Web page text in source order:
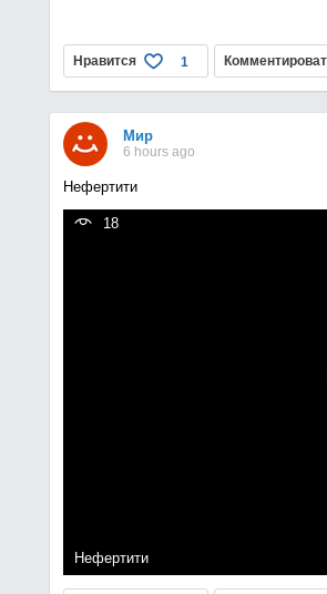
Нравится 1
Мир
6 hours ago
Нефертити
18
Нефертити